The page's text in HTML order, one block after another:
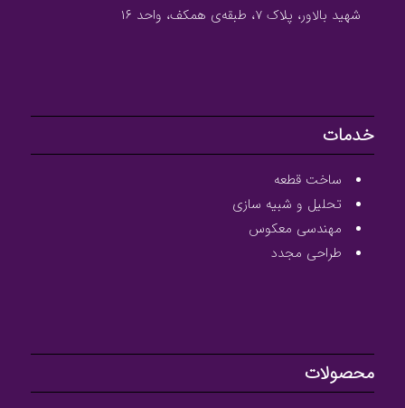
شهید بالاور، پلاک ۷، طبقه‌ی همکف، واحد ۱۶
خدمات
ساخت قطعه
تحلیل و شبیه سازی
مهندسی معکوس
طراحی مجدد
محصولات